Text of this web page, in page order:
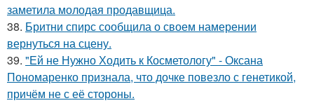
заметила молодая продавщица.
38. Бритни спирс сообщила о своем намерении
вернуться на сцену.
39. "Ей не Нужно Ходить к Косметологу" - Оксана
Пономаренко признала, что дочке повезло с генетикой,
причём не с её стороны.